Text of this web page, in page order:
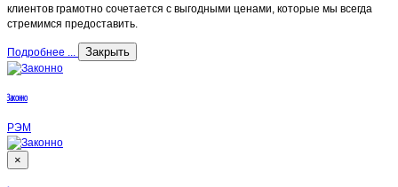
клиентов грамотно сочетается с выгодными ценами, которые мы всегда
стремимся предоставить.
Подробнее ... Закрыть
Законно
РЭМ
×